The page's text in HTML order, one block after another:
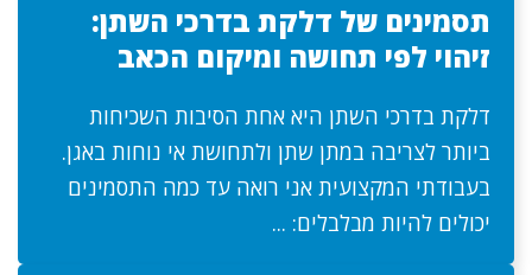
תסמינים של דלקת בדרכי השתן:
זיהוי לפי תחושה ומיקום הכאב
דלקת בדרכי השתן היא אחת הסיבות השכיחות
ביותר לצריבה במתן שתן ולתחושת אי נוחות באגן.
בעבודתי המקצועית אני רואה עד כמה התסמינים
יכולים להיות מבלבלים: ...